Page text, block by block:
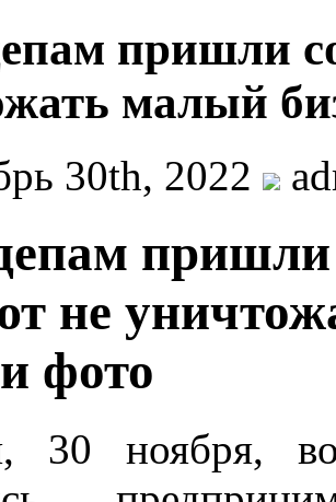
пришли
малый
30th, 2022
не
фото
30 ноября,